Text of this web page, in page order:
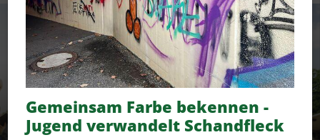
Gemeinsam Farbe bekennen -
Jugend verwandelt Schandfleck